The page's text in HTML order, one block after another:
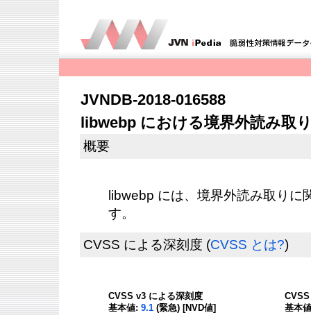
JVNDB-2018-016588
libwebp における境界外読み取
概要
libwebp には、境界外読み取りに
す。
CVSS による深刻度 (CVSS とは?)
CVSS v3 による深刻度
基本値: 9.1 (緊急) [NVD値]
基本